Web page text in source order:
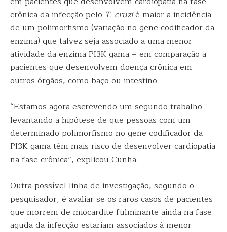
crônica da infecção pelo T. cruzié maior a incidência
de um polimorfismo (variação no gene codificador da
enzima) que talvez seja associado a uma menor
atividade da enzima PI3K gama – em comparação a
pacientes que desenvolvem doença crônica em
outros órgãos, como baço ou intestino.
“Estamos agora escrevendo um segundo trabalho
levantando a hipótese de que pessoas com um
determinado polimorfismo no gene codificador da
PI3K gama têm mais risco de desenvolver cardiopatia
na fase crônica”, explicou Cunha.
Outra possível linha de investigação, segundo o
pesquisador, é avaliar se os raros casos de pacientes
que morrem de miocardite fulminante ainda na fase
aguda da infecção estariam associados à menor